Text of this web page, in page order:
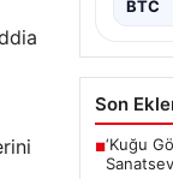
BTC
Son
■‘Kuğu